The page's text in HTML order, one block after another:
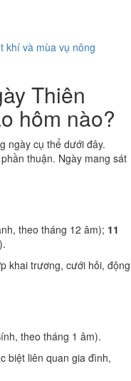
khí và mùa vụ nông
Thiên
hôm nào?
ngày cụ thể dưới đây.
thuận. Ngày mang sát
theo tháng 12 âm); 11
khai trương, cưới hỏi, động
theo tháng 1 âm).
biệt liên quan gia đình,